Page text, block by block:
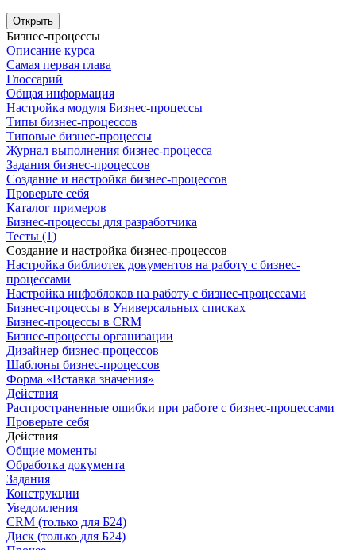
Открыть
Бизнес-процессы
Описание курса
Самая первая глава
Глоссарий
Общая информация
Настройка модуля Бизнес-процессы
Типы бизнес-процессов
Типовые бизнес-процессы
Журнал выполнения бизнес-процесса
Задания бизнес-процессов
Создание и настройка бизнес-процессов
Проверьте себя
Каталог примеров
Бизнес-процессы для разработчика
Тесты (1)
Создание и настройка бизнес-процессов
Настройка библиотек документов на работу с бизнес-
процессами
Настройка инфоблоков на работу с бизнес-процессами
Бизнес-процессы в Универсальных списках
Бизнес-процессы в CRM
Бизнес-процессы организации
Дизайнер бизнес-процессов
Шаблоны бизнес-процессов
Форма «Вставка значения»
Действия
Распространенные ошибки при работе с бизнес-процессами
Проверьте себя
Действия
Общие моменты
Обработка документа
Задания
Конструкции
Уведомления
CRM (только для Б24)
Диск (только для Б24)